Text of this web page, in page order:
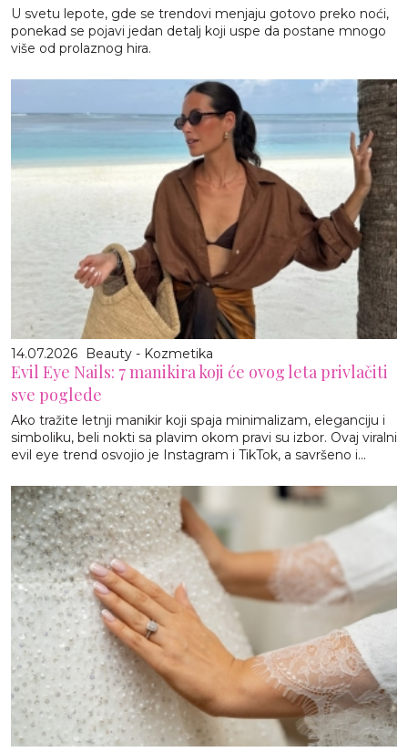
U svetu lepote, gde se trendovi menjaju gotovo preko noći,
ponekad se pojavi jedan detalj koji uspe da postane mnogo
više od prolaznog hira.
14.07.2026 Beauty - Kozmetika
Evil Eye Nails: 7 manikira koji će ovog leta privlačiti
sve poglede
Ako tražite letnji manikir koji spaja minimalizam, eleganciju i
simboliku, beli nokti sa plavim okom pravi su izbor. Ovaj viralni
evil eye trend osvojio je Instagram i TikTok, a savršeno i...